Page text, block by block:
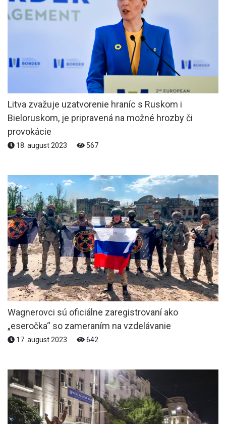
Litva zvažuje uzatvorenie hraníc s Ruskom i
Bieloruskom, je pripravená na možné hrozby či
provokácie
18. august 2023 567
Wagnerovci sú oficiálne zaregistrovaní ako
„eseročka“ so zameraním na vzdelávanie
17. august 2023 642